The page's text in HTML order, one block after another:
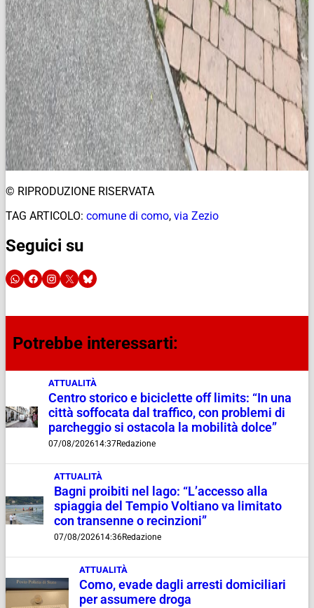
© RIPRODUZIONE RISERVATA
TAG ARTICOLO: comune di como, via Zezio
Seguici su
Potrebbe interessarti:
ATTUALITÀ
Centro storico e biciclette off limits: “In una
città soffocata dal traffico, con problemi di
parcheggio si ostacola la mobilità dolce”
07/08/202614:37Redazione
ATTUALITÀ
Bagni proibiti nel lago: “L’accesso alla
spiaggia del Tempio Voltiano va limitato
con transenne o recinzioni”
07/08/202614:36Redazione
ATTUALITÀ
Como, evade dagli arresti domiciliari
per assumere droga